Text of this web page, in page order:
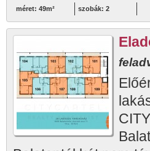
méret: 49m² szobák: 2